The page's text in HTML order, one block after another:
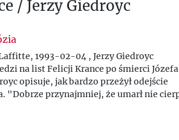
/ Jerzy Giedroyc
1993-02-04 , Jerzy Giedroyc
na list Felicji Krance po śmierci
opisuje, jak bardzo przeżył odejście
"Dobrze przynajmniej, że umarł nie